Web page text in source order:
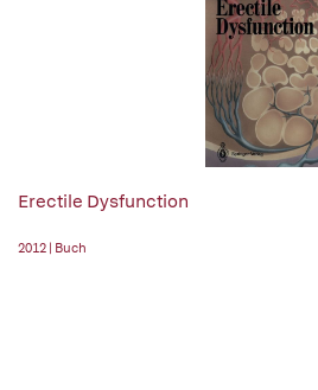
Erectile Dysfunction
2012 | Buch